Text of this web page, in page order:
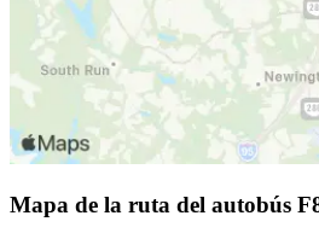
Mapa de la ruta del autobús